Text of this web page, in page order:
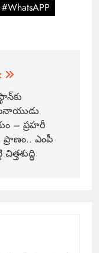
#WhatsAPP
– ప్రహరీ
ప్రాణం.. ఎంపీ
చిత్తశుద్ధి